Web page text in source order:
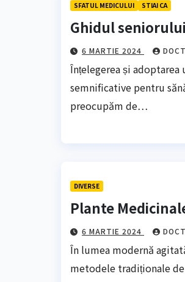
SFATUL MEDICULUI STIAI CA
Ghidul
6 MARTIE 2024
Înțelegerea și
semnificative pentru
preocupăm de…
DIVERSE
Plante
6 MARTIE 2024
În lumea modernă
metodele tradiționale